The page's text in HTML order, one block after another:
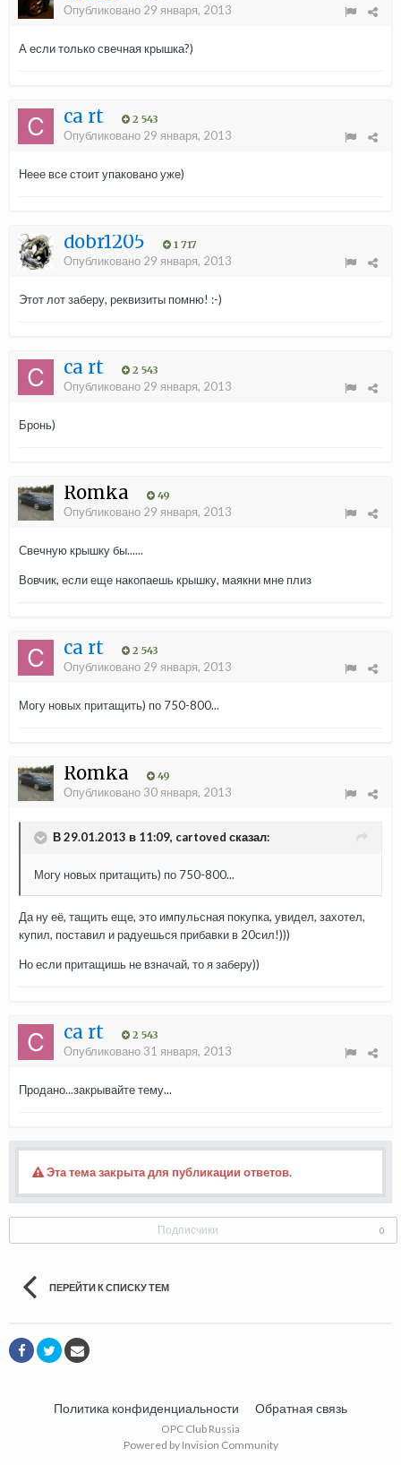
Опубликовано 29 января, 2013
А если только свечная крышка?)
ca rt 2 543
Опубликовано 29 января, 2013
Неее все стоит упаковано уже)
dobr1205 1 717
Опубликовано 29 января, 2013
Этот лот заберу, реквизиты помню! :-)
ca rt 2 543
Опубликовано 29 января, 2013
Бронь)
Romka 49
Опубликовано 29 января, 2013
Свечную крышку бы......
Вовчик, если еще накопаешь крышку, маякни мне плиз
ca rt 2 543
Опубликовано 29 января, 2013
Могу новых притащить) по 750-800...
Romka 49
Опубликовано 30 января, 2013
В 29.01.2013 в 11:09, cartoved сказал:
Могу новых притащить) по 750-800...
Да ну её, тащить еще, это импульсная покупка, увидел, захотел,
купил, поставил и радуешься прибавки в 20сил!)))
Но если притащишь не взначай, то я заберу))
ca rt 2 543
Опубликовано 31 января, 2013
Продано...закрывайте тему...
Эта тема закрыта для публикации ответов.
Подписчики 0
ПЕРЕЙТИ К СПИСКУ ТЕМ
Политика конфиденциальности Обратная связь
OPC Club Russia
Powered by Invision Community